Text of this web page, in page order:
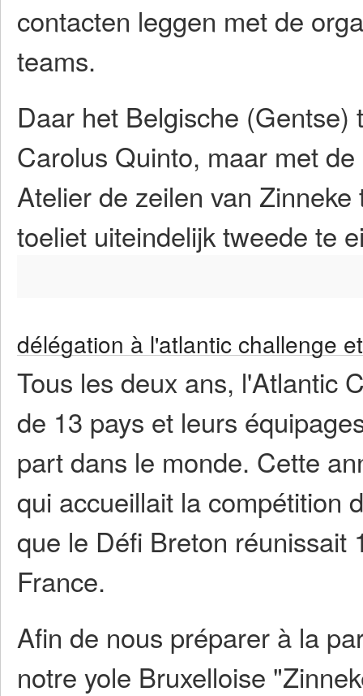
contacten leggen met de
teams.
Daar het Belgische
Carolus Quinto, maar met
Atelier de zeilen van
toeliet uiteindelijk tweede te
délégation à l'atlantic challenge
Tous les deux ans, l'Atlantic
de 13 pays et leurs
part dans le monde. Cette
qui accueillait la compétition
que le Défi Breton réunissait
France.
Afin de nous préparer à la
notre yole Bruxelloise